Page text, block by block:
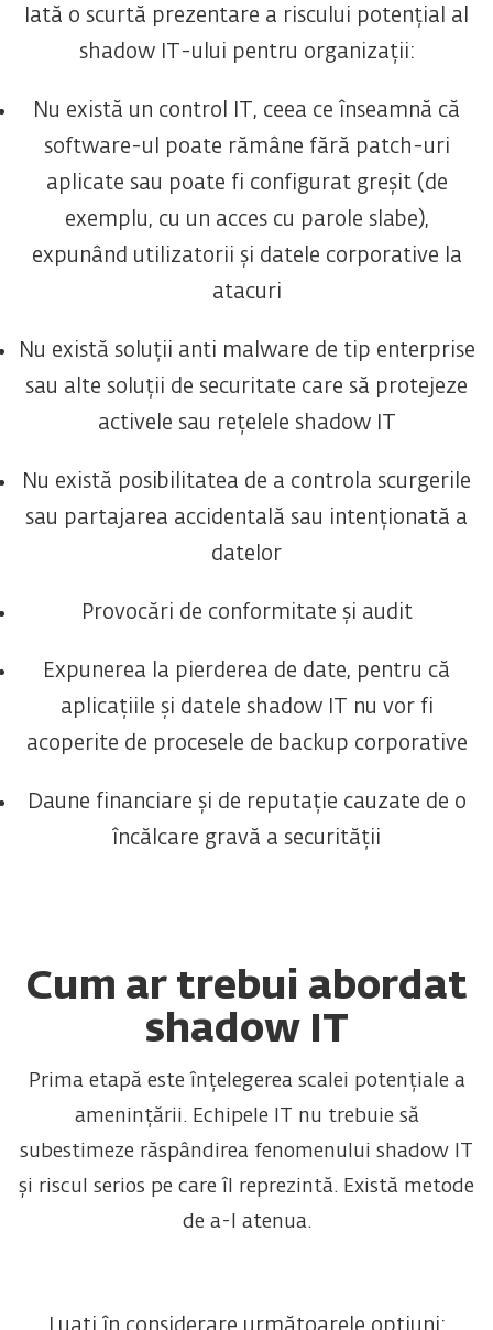
Iată o scurtă prezentare a riscului potențial al
shadow IT-ului pentru organizații:
Nu există un control IT, ceea ce înseamnă că
software-ul poate rămâne fără patch-uri
aplicate sau poate fi configurat greșit (de
exemplu, cu un acces cu parole slabe),
expunând utilizatorii și datele corporative la
atacuri
Nu există soluții anti malware de tip enterprise
sau alte soluții de securitate care să protejeze
activele sau rețelele shadow IT
Nu există posibilitatea de a controla scurgerile
sau partajarea accidentală sau intenționată a
datelor
Provocări de conformitate și audit
Expunerea la pierderea de date, pentru că
aplicațiile și datele shadow IT nu vor fi
acoperite de procesele de backup corporative
Daune financiare și de reputație cauzate de o
încălcare gravă a securității
Cum ar trebui abordat
shadow IT
Prima etapă este înțelegerea scalei potențiale a
amenințării. Echipele IT nu trebuie să
subestimeze răspândirea fenomenului shadow IT
și riscul serios pe care îl reprezintă. Există metode
de a-l atenua.